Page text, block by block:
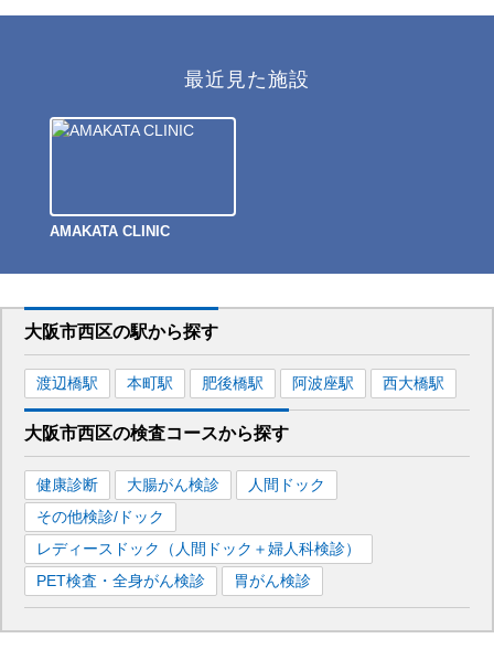
最近見た施設
AMAKATA CLINIC
大阪市西区の駅から探す
渡辺橋駅 本町駅 肥後橋駅 阿波座駅 西大橋駅
大阪市西区の検査コースから探す
健康診断 大腸がん検診
人間ドック
その他検診/ドック
レディースドック（人間ドック＋婦人科検診）
PET検査・全身がん検診
胃がん検診